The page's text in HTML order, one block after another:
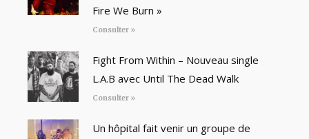
Fire We Burn »
Consulter »
Fight From Within – Nouveau single
L.A.B avec Until The Dead Walk
Consulter »
Un hôpital fait venir un groupe de